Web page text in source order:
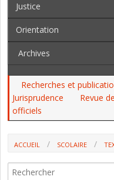
Justice
Orientation
Archives
Recherches et
Jurisprudence
Revue
officiels
ACCUEIL SCOLAIRE